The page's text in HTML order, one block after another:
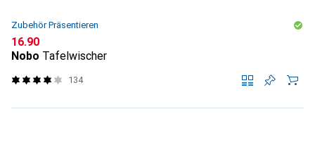
Zubehör Präsentieren
CHF
16.90
Nobo Tafelwischer
134